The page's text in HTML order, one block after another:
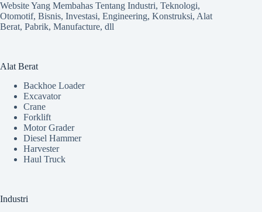
Website Yang Membahas Tentang Industri, Teknologi,
Otomotif, Bisnis, Investasi, Engineering, Konstruksi, Alat
Berat, Pabrik, Manufacture, dll
Alat Berat
Backhoe Loader
Excavator
Crane
Forklift
Motor Grader
Diesel Hammer
Harvester
Haul Truck
Industri